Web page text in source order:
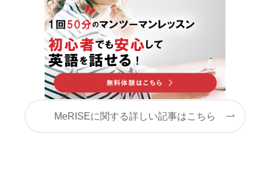
MeRISEに関する詳しい記事はこちら